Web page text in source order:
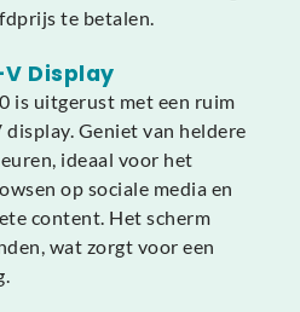
te betalen.
Display
is uitgerust met een ruim
Geniet van heldere
ideaal voor het
op sociale media en
content. Het scherm
wat zorgt voor een